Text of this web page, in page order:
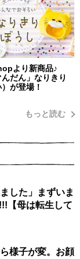
より新商品♪
んだん」なりきり
が登場！
もっと読む
した」まずいま
【母は転生して
様子が変。お顔